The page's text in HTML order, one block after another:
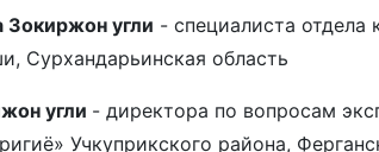
Зокиржон угли - специалиста отдела
Сурхандарьинская область
угли - директора по вопросам
Учкуприкского района,